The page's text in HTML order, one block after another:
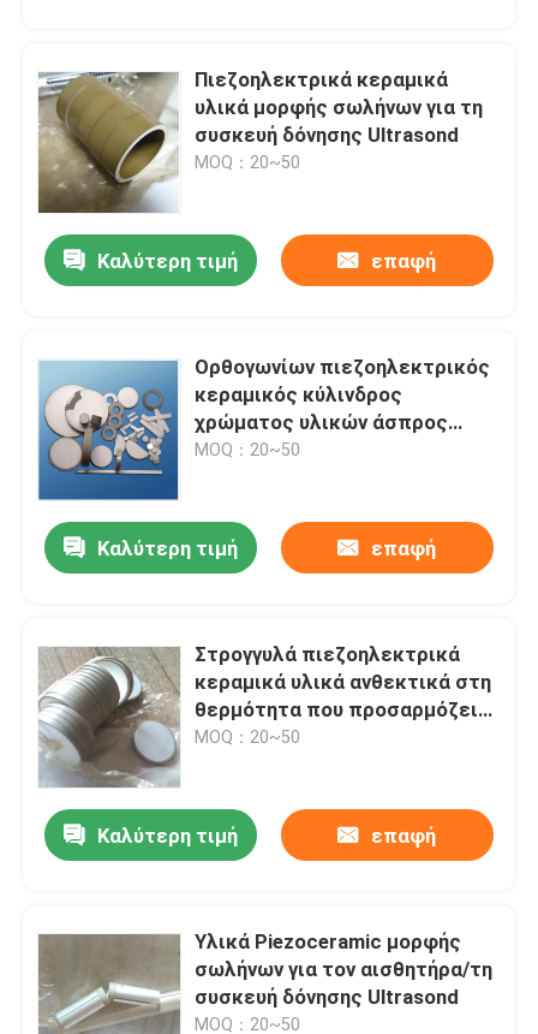
Περίπου εμείς
Πιεζοηλεκτρικά κεραμικά
υλικά μορφής σωλήνων για τη
συσκευή δόνησης Ultrasond
MOQ：20~50
Καλύτερη τιμή επαφή
Ορθογωνίων πιεζοηλεκτρικός
κεραμικός κύλινδρος
χρώματος υλικών άσπρος
γύρω από το δαχτυλίδι
MOQ：20~50
Καλύτερη τιμή επαφή
Στρογγυλά πιεζοηλεκτρικά
κεραμικά υλικά ανθεκτικά στη
θερμότητα που προσαρμόζει
στο άσπρο χρώμα
MOQ：20~50
Καλύτερη τιμή επαφή
Υλικά Piezoceramic μορφής
σωλήνων για τον αισθητήρα/τη
συσκευή δόνησης Ultrasond
MOQ：20~50